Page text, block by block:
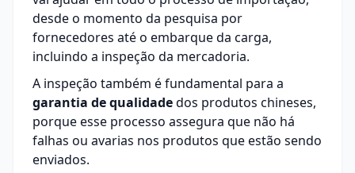
desde o momento da pesquisa por
fornecedores até o embarque da carga,
incluindo a inspeção da mercadoria.
A inspeção também é fundamental para a
garantia de qualidadedos produtos chineses,
porque esse processo assegura que não há
falhas ou avarias nos produtos que estão sendo
enviados.